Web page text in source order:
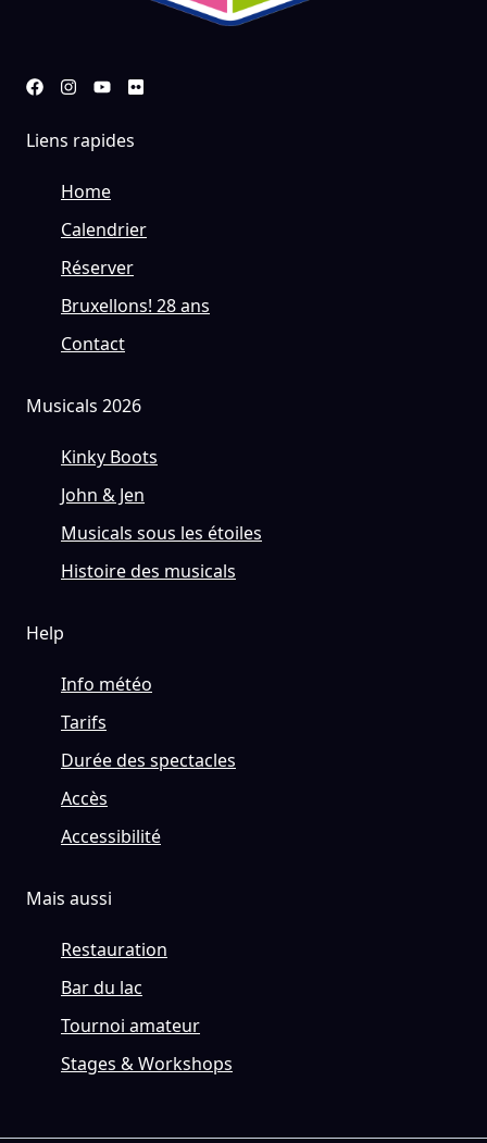
Liens rapides
Home
Calendrier
Réserver
Bruxellons! 28 ans
Contact
Musicals 2026
Kinky Boots
John & Jen
Musicals sous les étoiles
Histoire des musicals
Help
Info météo
Tarifs
Durée des spectacles
Accès
Accessibilité
Mais aussi
Restauration
Bar du lac
Tournoi amateur
Stages & Workshops